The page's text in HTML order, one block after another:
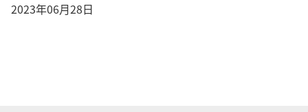
2023年06月28日